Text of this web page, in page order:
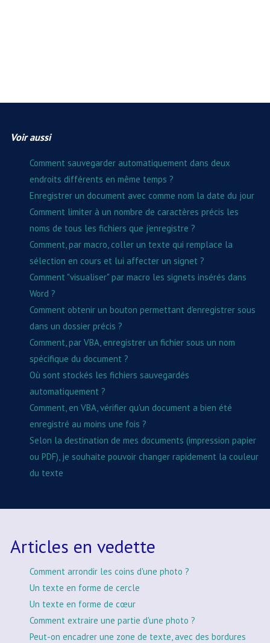
Voir aussi
Comment sauvegarder automatiquement dans deux
endroits différents en même temps ?
Enregistrer un document avec comme nom la date du jour
Comment limiter à un nombre de caractères précis les
noms de tous les fichiers que j'enregistre ?
Comment, par macro, coller un texte qui remplace la
sélection en cours et lui affecter un signet ?
Comment "visualiser" par macro les signets insérés dans
Word ?
Comment obtenir un bouton permettant d'enregistrer sous
dans un dossier précis ?
Comment, par VBA, enregistrer un fichier sous un nom
spécifique du document ?
Où sont stockés les fichiers sauvegardés
automatiquement ?
Comment, en VBA, vérifier qu'un document a bien été
enregistré au moins une fois ?
Selon la destination de mes documents (impression papier
ou PDF), je souhaite pouvoir changer rapidement la couleur
du texte
Articles en vedette
Comment arrondir les coins d'une photo ?
Un texte en forme de cercle
Un texte en forme de cœur
Comment extraire une partie d'une photo ?
Peut-on encadrer une zone de texte, avec des bordures